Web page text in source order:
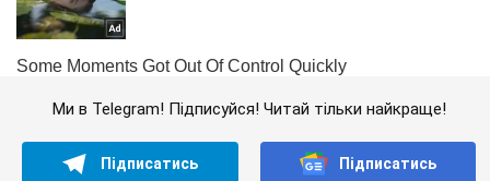
Ми в Telegram! Підписуйся! Читай тільки найкраще!
Підписатись Підписатись